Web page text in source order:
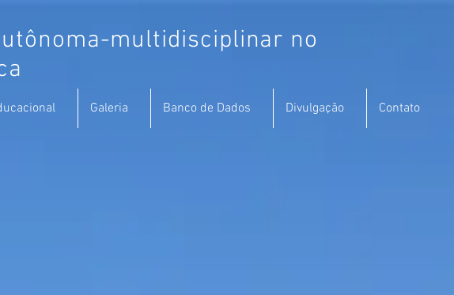
multidisciplinar no
Galeria Banco de Dados Divulgação Contato